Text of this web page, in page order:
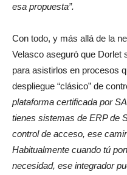
esa propuesta”.
Con todo, y más allá de la
Velasco aseguró que Dorlet
para asistirlos en procesos
despliegue “clásico” de
plataforma certificada por
tienes sistemas de ERP de
control de acceso, ese
Habitualmente cuando tú
necesidad, ese integrador